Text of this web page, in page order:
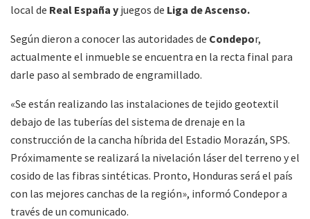
local de Real España y juegos de Liga de Ascenso.
Según dieron a conocer las autoridades de Condepor,
actualmente el inmueble se encuentra en la recta final para
darle paso al sembrado de engramillado.
«Se están realizando las instalaciones de tejido geotextil
debajo de las tuberías del sistema de drenaje en la
construcción de la cancha híbrida del Estadio Morazán, SPS.
Próximamente se realizará la nivelación láser del terreno y el
cosido de las fibras sintéticas. Pronto, Honduras será el país
con las mejores canchas de la región», informó Condepor a
través de un comunicado.